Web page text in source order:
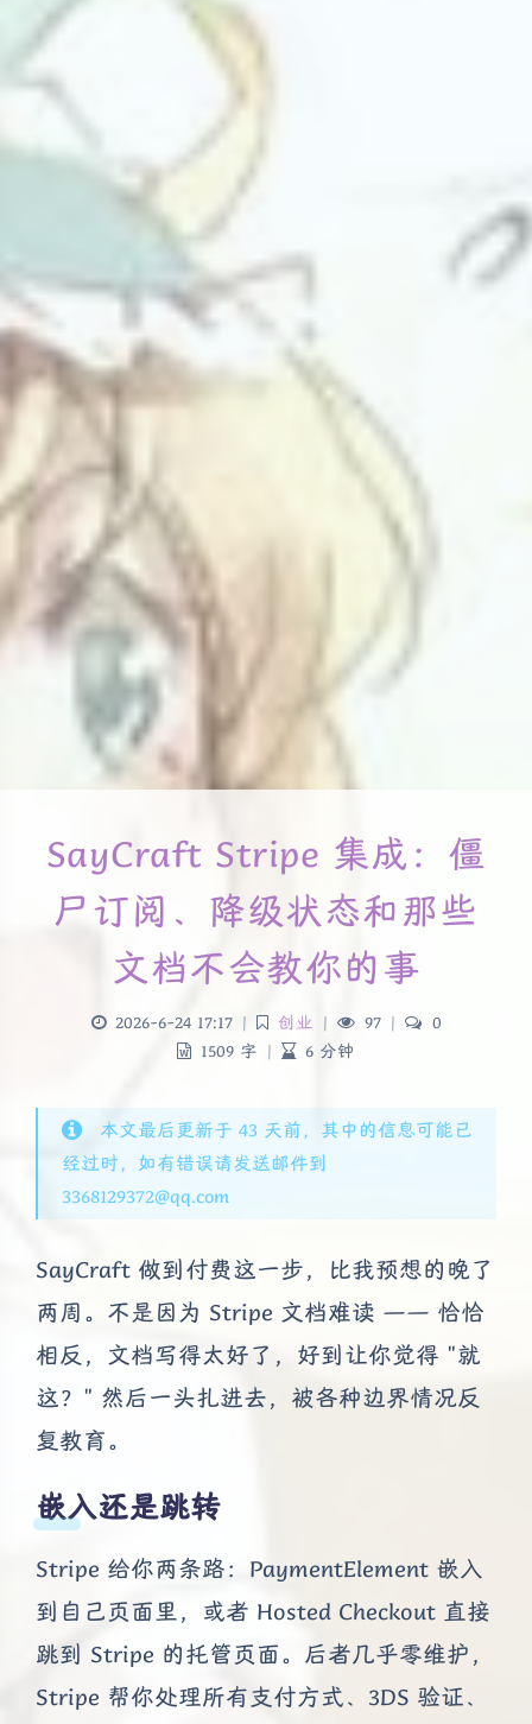
SayCraft Stripe 集成：僵
尸订阅、降级状态和那些
文档不会教你的事
2026-6-24 17:17 | 创业 | 97 |
0
1509 字 | 6 分钟
本文最后更新于 43 天前，其中的信息可能已
经过时，如有错误请发送邮件到
3368129372@qq.com
SayCraft 做到付费这一步，比我预想的晚了
两周。不是因为 Stripe 文档难读 —— 恰恰
相反，文档写得太好了，好到让你觉得 "就
这？" 然后一头扎进去，被各种边界情况反
复教育。
嵌入还是跳转
Stripe 给你两条路：PaymentElement 嵌入
到自己页面里，或者 Hosted Checkout 直接
跳到 Stripe 的托管页面。后者几乎零维护，
Stripe 帮你处理所有支付方式、3DS 验证、